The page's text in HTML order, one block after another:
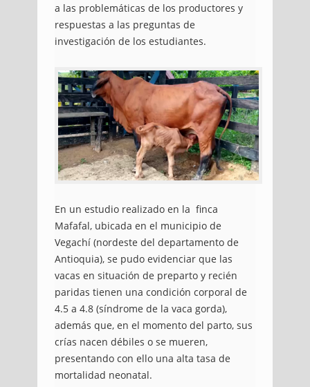
a las problemáticas de los productores y
respuestas a las preguntas de
investigación de los estudiantes.
En un estudio realizado en la finca
Mafafal, ubicada en el municipio de
Vegachí (nordeste del departamento de
Antioquia), se pudo evidenciar que las
vacas en situación de preparto y recién
paridas tienen una condición corporal de
4.5 a 4.8 (síndrome de la vaca gorda),
además que, en el momento del parto, sus
crías nacen débiles o se mueren,
presentando con ello una alta tasa de
mortalidad neonatal.